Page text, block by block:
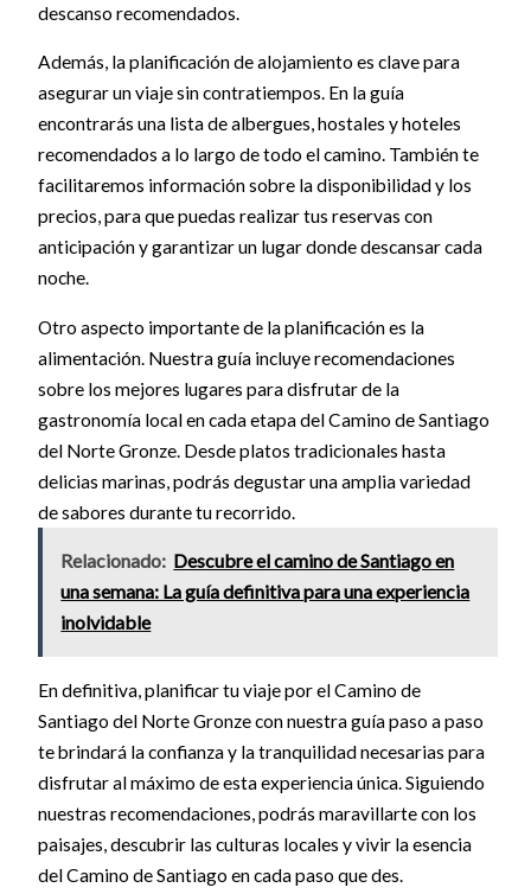
descanso recomendados.
Además, la planificación de alojamiento es clave para
asegurar un viaje sin contratiempos. En la guía
encontrarás una lista de albergues, hostales y hoteles
recomendados a lo largo de todo el camino. También te
facilitaremos información sobre la disponibilidad y los
precios, para que puedas realizar tus reservas con
anticipación y garantizar un lugar donde descansar cada
noche.
Otro aspecto importante de la planificación es la
alimentación. Nuestra guía incluye recomendaciones
sobre los mejores lugares para disfrutar de la
gastronomía local en cada etapa del Camino de Santiago
del Norte Gronze. Desde platos tradicionales hasta
delicias marinas, podrás degustar una amplia variedad
de sabores durante tu recorrido.
Relacionado: Descubre el camino de Santiago en
una semana: La guía definitiva para una experiencia
inolvidable
En definitiva, planificar tu viaje por el Camino de
Santiago del Norte Gronze con nuestra guía paso a paso
te brindará la confianza y la tranquilidad necesarias para
disfrutar al máximo de esta experiencia única. Siguiendo
nuestras recomendaciones, podrás maravillarte con los
paisajes, descubrir las culturas locales y vivir la esencia
del Camino de Santiago en cada paso que des.